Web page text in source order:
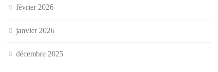
février 2026
janvier 2026
décembre 2025